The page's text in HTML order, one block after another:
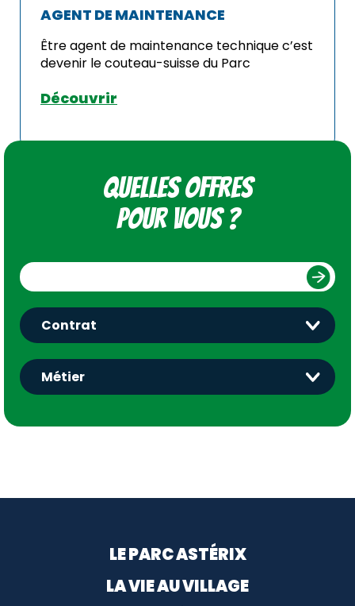
AGENT DE MAINTENANCE
Être agent de maintenance technique c’est
devenir le couteau-suisse du Parc
Découvrir
Quelles offres
pour vous ?
Menu footerLE PARC ASTÉRIX
LA VIE AU VILLAGE